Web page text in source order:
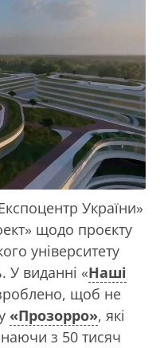
України»
щодо проєкту
університету
У виданні «Наші
щоб не
«Прозорро», які
з 50 тисяч